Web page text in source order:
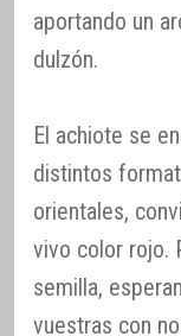
aportando un
dulzón.
El achiote se
distintos
orientales,
vivo color rojo.
semilla,
vuestras con